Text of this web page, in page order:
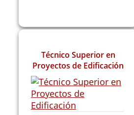
Técnico Superior en
Proyectos de Edificación